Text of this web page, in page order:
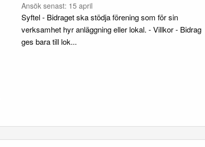
Ansök senast: 15 april
Syftel - Bidraget ska stödja förening som för sin
verksamhet hyr anläggning eller lokal. - Villkor - Bidrag
ges bara till lok...